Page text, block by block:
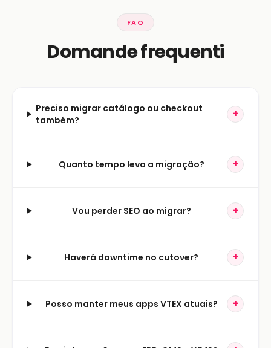
FAQ
Domande frequenti
Preciso migrar catálogo ou checkout
também?
+
Quanto tempo leva a migração? +
Vou perder SEO ao migrar? +
Haverá downtime no cutover? +
Posso manter meus apps VTEX atuais? +